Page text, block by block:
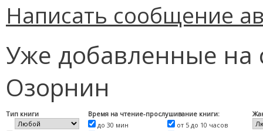
Написать сообщение
Уже добавленные на
Озорнин
Тип книги
Время на чтение-прослушивание книги:
до 30 мин
от 5 до 10 часов